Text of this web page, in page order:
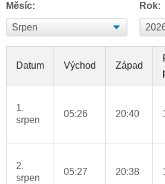
Měsíc: Rok:
Datum Východ Západ
1.
srpen
05:26 20:40
2.
srpen
05:27 20:38